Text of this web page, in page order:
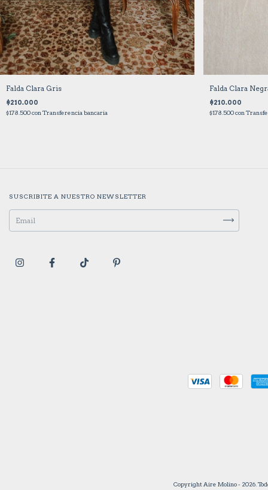
Falda Clara Gris
$210.000
$178.500con Transferencia bancaria
Falda Clara
$210.000
$178.500con
SUSCRIBITE A NUESTRO NEWSLETTER
Copyright Aire Molino - 2026.